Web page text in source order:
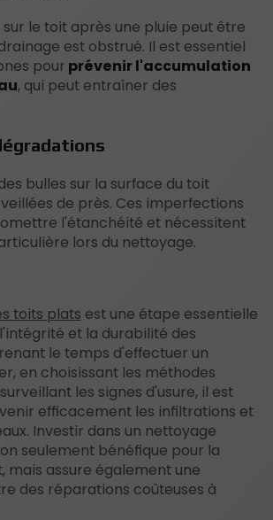
sur le toit après une pluie peut être
est obstrué. Il est essentiel
pour prévenir l'accumulation
, qui peut entraîner des
bulles sur la surface du toit
de près. Ces imperfections
l'étanchéité et nécessitent
lors du nettoyage.
toits plats est une étape essentielle
et la durabilité des
le temps d'effectuer un
en choisissant les méthodes
les signes d'usure, il est
efficacement les infiltrations et
Investir dans un nettoyage
seulement bénéfique pour la
mais assure également une
des réparations coûteuses à